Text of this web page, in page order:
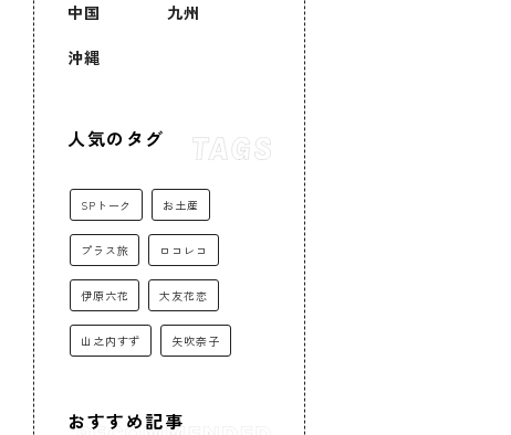
中国 九州
沖縄
人気のタグ
SPトーク お土産
プラス旅 ロコレコ
伊原六花 大友花恋
山之内すず 矢吹奈子
おすすめ記事